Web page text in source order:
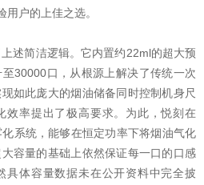
用户的上佳之选。
述简洁逻辑。它内置约22ml的超大预
30000口，从根源上解决了传统一次
如此庞大的烟油储备同时控制机身尺
效率提出了极高要求。为此，悦刻在
系统，能够在恒定功率下将烟油气化
容量的基础上依然保证每一口的口感
具体容量数据未在公开资料中完全披